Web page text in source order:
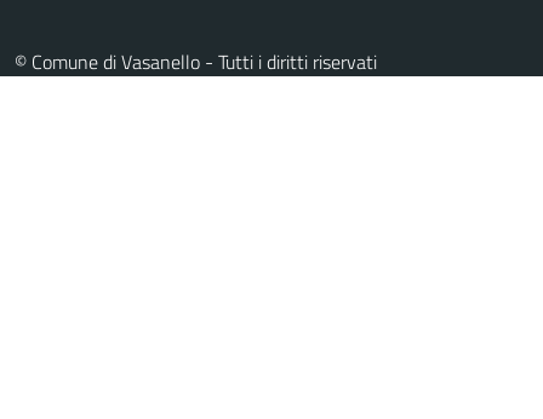
© Comune di Vasanello - Tutti i diritti riservati